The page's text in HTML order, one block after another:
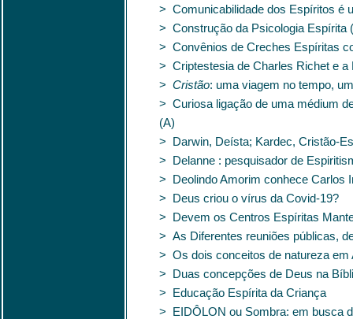
> Comunicabilidade dos Espíritos é
> Construção da Psicologia Espírita
> Convênios de Creches Espíritas
> Criptestesia de Charles Richet e a
> Cristão: uma viagem no tempo,
> Curiosa ligação de uma médium
(A)
> Darwin, Deísta; Kardec, Cristão-
> Delanne : pesquisador de
> Deolindo Amorim conhece Carlos
> Deus criou o vírus da Covid-19?
> Devem os Centros Espíritas
> As Diferentes reuniões públicas,
> Os dois conceitos de natureza em
> Duas concepções de Deus na
> Educação Espírita da Criança
> EIDÔLON ou Sombra: em busca